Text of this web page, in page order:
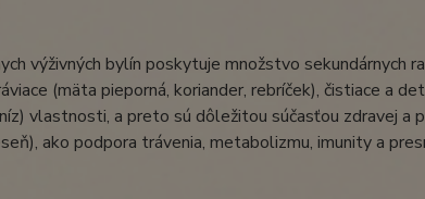
výživných bylín poskytuje množstvo sekundárnych
(mäta pieporná, koriander, rebríček), čistiace a
vlastnosti, a preto sú dôležitou súčasťou zdravej a
ako podpora trávenia, metabolizmu, imunity a